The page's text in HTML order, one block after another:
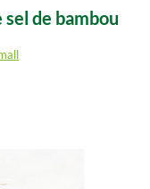
de bambou